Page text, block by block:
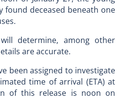
found deceased beneath one
determine, among other
are accurate.
been assigned to investigate
time of arrival (ETA) at
of this release is noon on